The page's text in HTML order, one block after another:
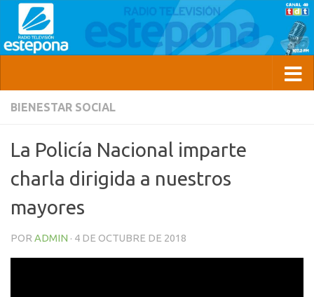
BIENESTAR SOCIAL
La Policía Nacional imparte
charla dirigida a nuestros
mayores
POR ADMIN · 4 DE OCTUBRE DE 2018